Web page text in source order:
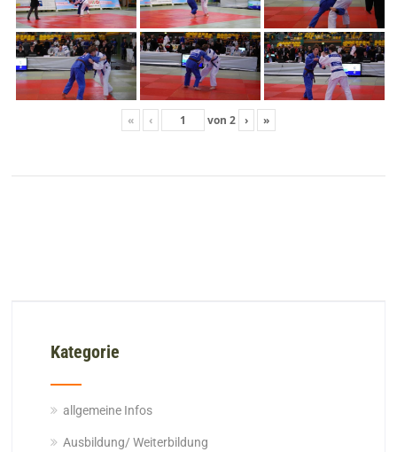
« ‹ von 2 › »
Kategorie
allgemeine Infos
Ausbildung/ Weiterbildung